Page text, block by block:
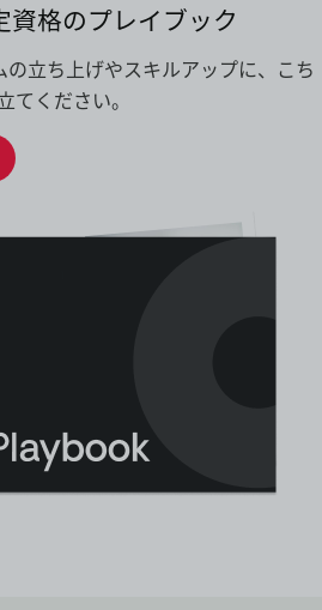
資格のプレイブック
立ち上げやスキルアップに、 こち
てください。